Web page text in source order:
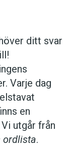
ditt svar
Varje dag
en
utgår från
ordlista.